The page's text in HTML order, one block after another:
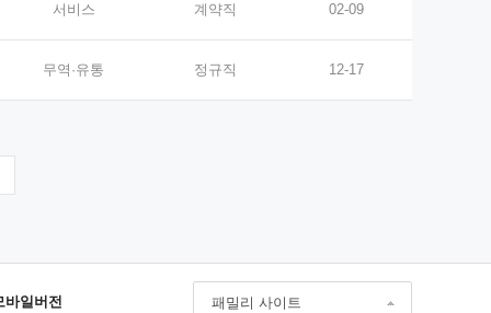
서비스 계약직 02-09
무역·유통 정규직 12-17
바일버전 패밀리 사이트